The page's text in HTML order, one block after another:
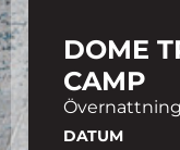
DOME
CAMP
DATUM